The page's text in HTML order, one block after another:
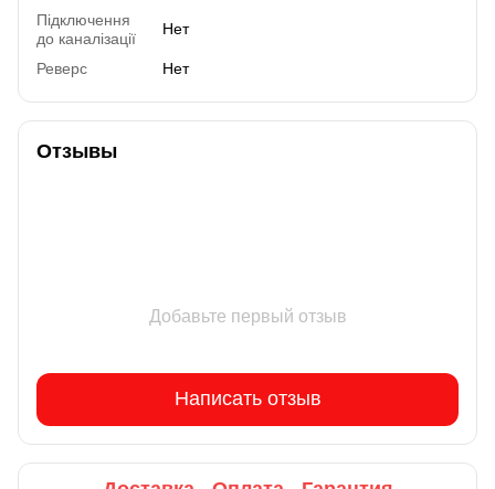
Підключення
до каналізації
Нет
Реверс Нет
Отзывы
Добавьте первый отзыв
Написать отзыв